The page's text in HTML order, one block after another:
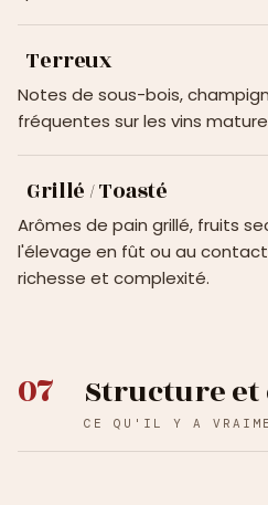
Terreux
Notes de sous-bois,
fréquentes sur les vins
Grillé / Toasté
Arômes de pain grillé, fruits
l'élevage en fût ou au
richesse et complexité.
07 Structure et
CE QU'IL Y A